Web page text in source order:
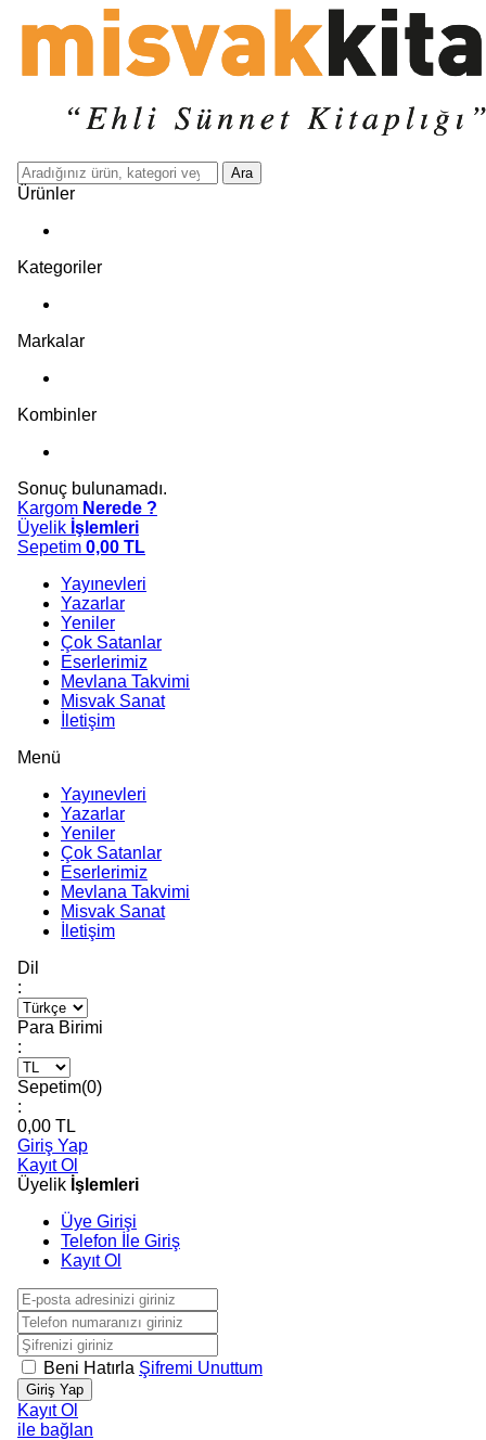
Ara
Ürünler
Kategoriler
Markalar
Kombinler
Sonuç bulunamadı.
Kargom Nerede ?
Üyelik İşlemleri
Sepetim 0,00 TL
Yayınevleri
Yazarlar
Yeniler
Çok Satanlar
Eserlerimiz
Mevlana Takvimi
Misvak Sanat
İletişim
Menü
Yayınevleri
Yazarlar
Yeniler
Çok Satanlar
Eserlerimiz
Mevlana Takvimi
Misvak Sanat
İletişim
Dil
:
Para Birimi
:
Sepetim(0)
:
0,00 TL
Giriş Yap
Kayıt Ol
Üyelik İşlemleri
Üye Girişi
Telefon İle Giriş
Kayıt Ol
Beni Hatırla Şifremi Unuttum
Giriş Yap
Kayıt Ol
ile bağlan